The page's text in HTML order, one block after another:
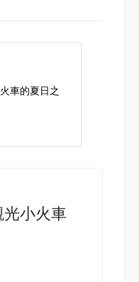
車的夏日之
小火車